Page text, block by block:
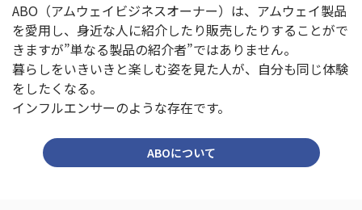
ABO（アムウェイビジネスオーナー）は、 アムウェイ製品
を愛用し、 身近な人に紹介したり販売したりすることがで
きますが”単なる製品の紹介者”ではありません。
暮らしをいきいきと楽しむ姿を見た人が、 自分も同じ体験
をしたくなる。
インフルエンサーのような存在です。
ABOについて